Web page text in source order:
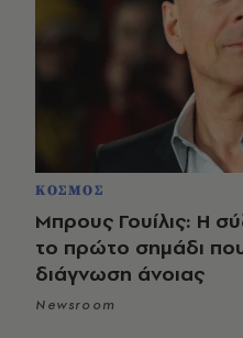
ΚΟΣΜΟΣ
Μπρους Γουίλις: Η
το πρώτο σημάδι
διάγνωση άνοιας
Newsroom